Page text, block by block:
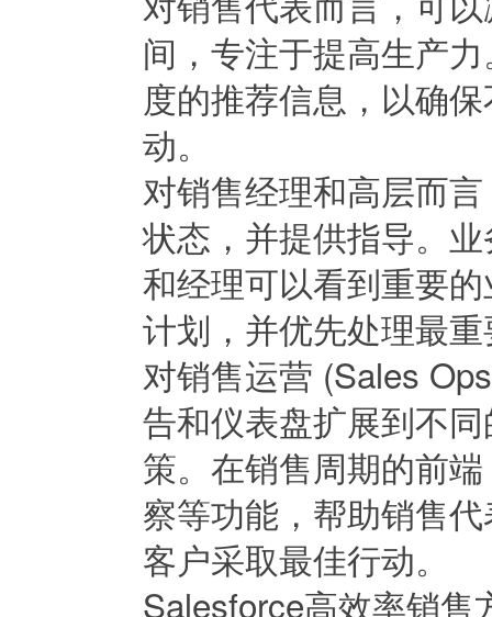
间，专注于提高生产
度的推荐信息，以确
动。
对销售经理和高层而
状态，并提供指导。
和经理可以看到重要
计划，并优先处理最
对销售运营 (Sales
告和仪表盘扩展到不
策。在销售周期的前
察等功能，帮助销售
客户采取最佳行动。
Salesforce高效率销售